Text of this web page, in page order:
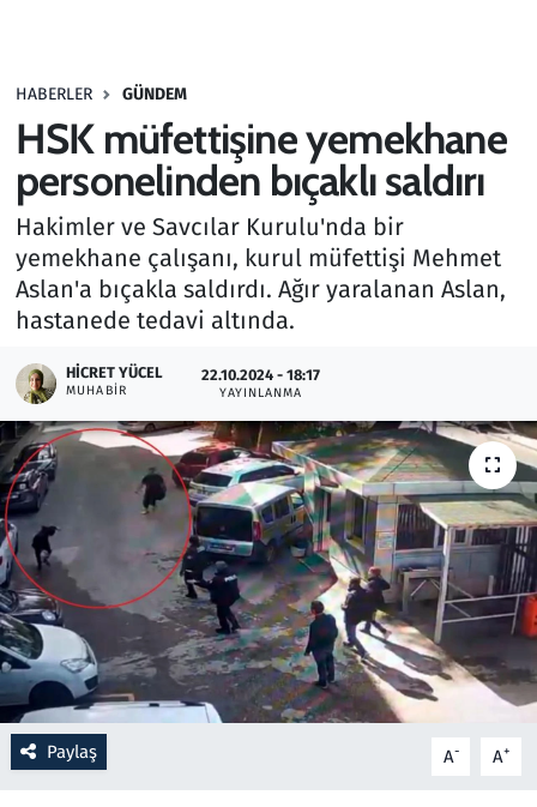
HABERLER GÜNDEM
HSK müfettişine yemekhane
personelinden bıçaklı saldırı
Hakimler ve Savcılar Kurulu'nda bir
yemekhane çalışanı, kurul müfettişi Mehmet
Aslan'a bıçakla saldırdı. Ağır yaralanan Aslan,
hastanede tedavi altında.
HICRET YÜCEL
MUHABIR
22.10.2024 - 18:17
YAYINLANMA
Paylaş A- A+
Haber
Kültür Sanat
Kurumsal Haberler
Lezzet Durağı
Resmi İlanlar
Rüya Tabirleri
Sağlık
Savunma Sanayi